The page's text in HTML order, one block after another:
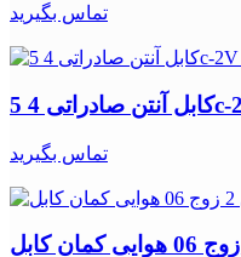
تماس بگیرید
تماس بگیرید